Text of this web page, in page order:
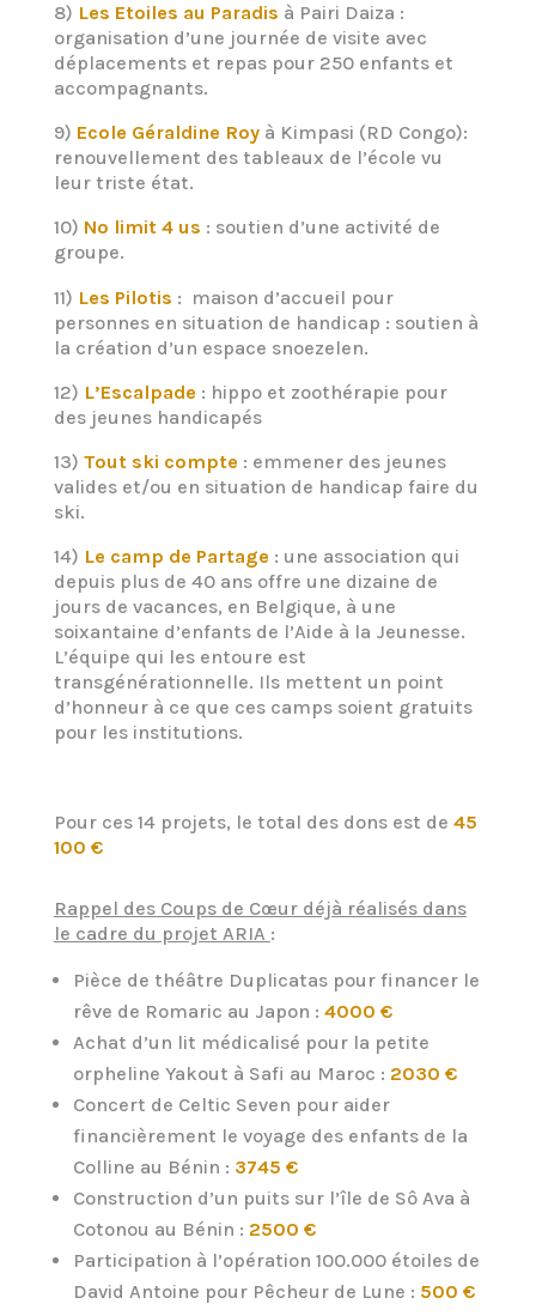
8) Les Etoiles au Paradis à Pairi Daiza :
organisation d’une journée de visite avec
déplacements et repas pour 250 enfants et
accompagnants.
9) Ecole Géraldine Royà Kimpasi (RD Congo):
renouvellement des tableaux de l’école vu
leur triste état.
10) No limit 4 us : soutien d’une activité de
groupe.
11) Les Pilotis : maison d’accueil pour
personnes en situation de handicap : soutien à
la création d’un espace snoezelen.
12) L’Escalpade : hippo et zoothérapie pour
des jeunes handicapés
13) Tout ski compte : emmener des jeunes
valides et/ou en situation de handicap faire du
ski.
14) Le camp de Partage : une association qui
depuis plus de 40 ans offre une dizaine de
jours de vacances, en Belgique, à une
soixantaine d’enfants de l’Aide à la Jeunesse.
L’équipe qui les entoure est
transgénérationnelle. Ils mettent un point
d’honneur à ce que ces camps soient gratuits
pour les institutions.
Pour ces 14 projets, le total des dons est de 45
100 €
Rappel des Coups de Cœur déjà réalisés dans
le cadre du projet ARIA :
Pièce de théâtre Duplicatas pour financer le
rêve de Romaric au Japon :4000 €
Achat d’un lit médicalisé pour la petite
orpheline Yakout à Safi au Maroc : 2030 €
Concert de Celtic Seven pour aider
financièrement le voyage des enfants de la
Colline au Bénin : 3745 €
Construction d’un puits sur l’île de Sô Ava à
Cotonou au Bénin : 2500 €
Participation à l’opération 100.000 étoiles de
David Antoine pour Pêcheur de Lune : 500 €